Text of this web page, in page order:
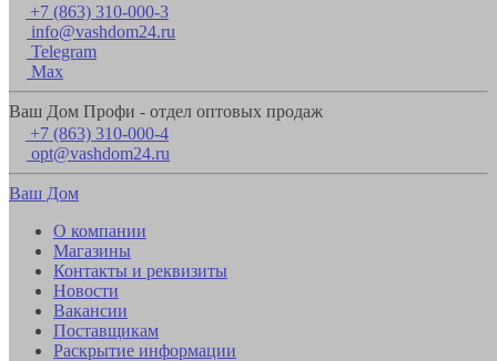
+7 (863) 310-000-3
info@vashdom24.ru
Telegram
Max
Ваш Дом Профи - отдел оптовых продаж
+7 (863) 310-000-4
opt@vashdom24.ru
Ваш Дом
О компании
Магазины
Контакты и реквизиты
Новости
Вакансии
Поставщикам
Раскрытие информации